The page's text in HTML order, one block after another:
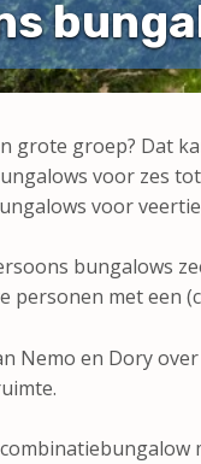
grote groep? Dat
voor zes
voor
bungalows
personen met een
Nemo en Dory